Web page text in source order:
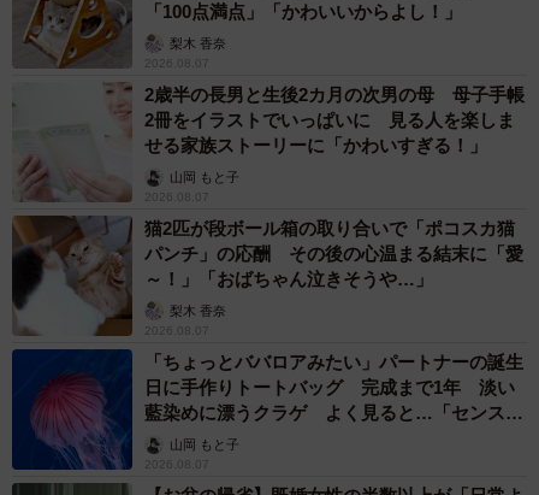
「100点満点」「かわいいからよし！」
梨木 香奈
2026.08.07
2歳半の長男と生後2カ月の次男の母 母子手帳
2冊をイラストでいっぱいに 見る人を楽しま
せる家族ストーリーに「かわいすぎる！」
山岡 もと子
2026.08.07
猫2匹が段ボール箱の取り合いで「ポコスカ猫
パンチ」の応酬 その後の心温まる結末に「愛
～！」「おばちゃん泣きそうや…」
梨木 香奈
2026.08.07
「ちょっとババロアみたい」パートナーの誕生
日に手作りトートバッグ 完成まで1年 淡い
藍染めに漂うクラゲ よく見ると…「センスす
ごい」山岡 もと子
2026.08.07